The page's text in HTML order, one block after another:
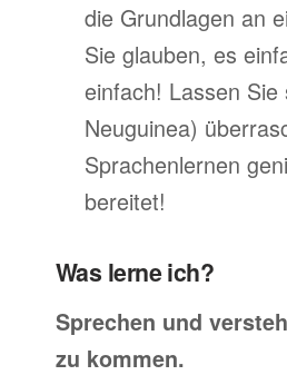
die Grundlagen an
Sie glauben, es
einfach! Lassen Sie
Neuguinea)
Sprachenlernen
bereitet!
Was lerne ich?
Sprechen und
zu kommen.